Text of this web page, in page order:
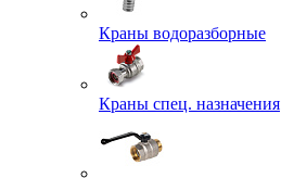
Краны водоразборные
Краны спец. назначения